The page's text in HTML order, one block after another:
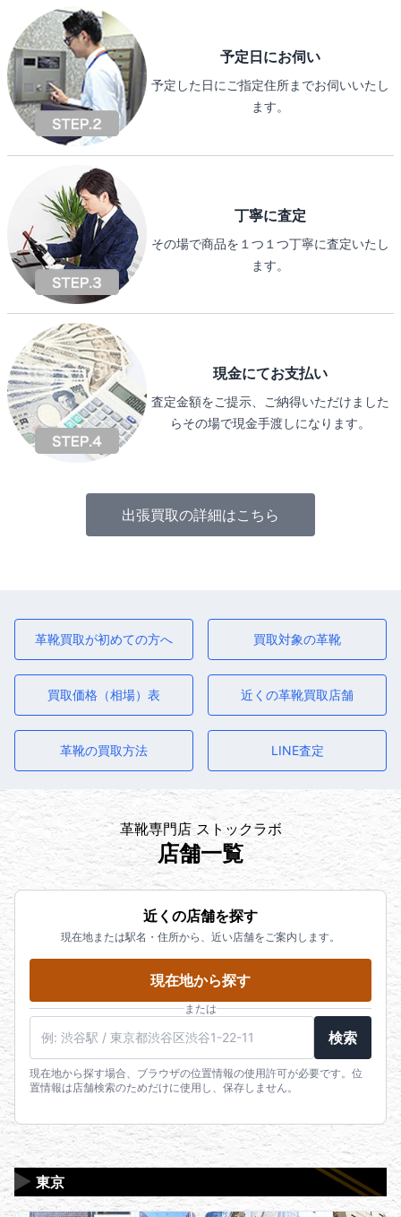
予定日にお伺い
予定した日にご指定住所までお伺いいたし
ます。
丁寧に査定
その場で商品を１つ１つ丁寧に査定いたし
ます。
現金にてお支払い
査定金額をご提示、ご納得いただけました
らその場で現金手渡しになります。
出張買取の詳細はこちら
革靴買取が初めての方へ 買取対象の革靴
買取価格（相場）表 近くの革靴買取店舗
革靴の買取方法 LINE査定
革靴専門店 ストックラボ
店舗一覧
近くの店舗を探す
現在地または駅名・住所から、近い店舗をご案内します。
現在地から探す
または
検索
現在地から探す場合、ブラウザの位置情報の使用許可が必要です。位
置情報は店舗検索のためだけに使用し、保存しません。
東京
▶